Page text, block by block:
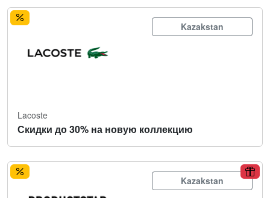
Kazakstan
Lacoste
Скидки до 30% на новую коллекцию
Kazakstan